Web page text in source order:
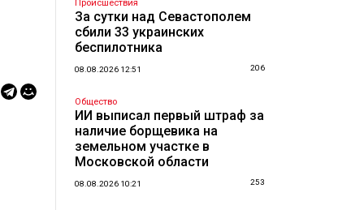
Происшествия
За сутки над Севастополем
сбили 33 украинских
беспилотника
08.08.2026 12:51 206
Общество
ИИ выписал первый штраф за
наличие борщевика на
земельном участке в
Московской области
08.08.2026 10:21 253